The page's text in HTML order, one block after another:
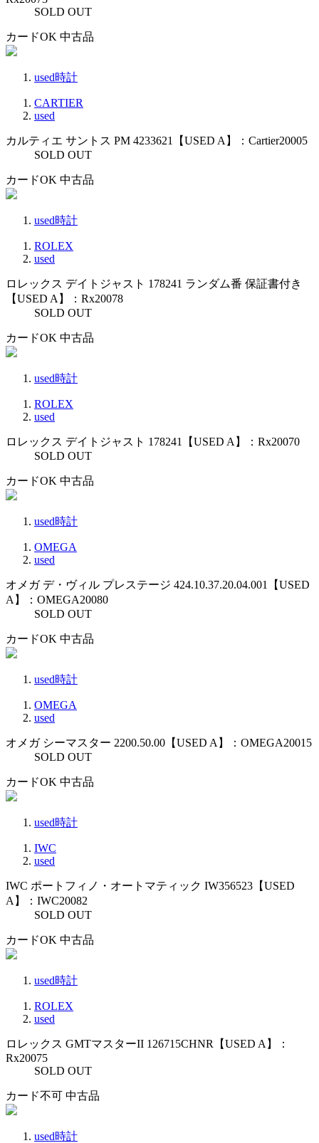
SOLD OUT
カードOK 中古品
used時計
CARTIER
used
カルティエ サントス PM 4233621【USED A】：Cartier20005
SOLD OUT
カードOK 中古品
used時計
ROLEX
used
ロレックス デイトジャスト 178241 ランダム番 保証書付き
【USED A】：Rx20078
SOLD OUT
カードOK 中古品
used時計
ROLEX
used
ロレックス デイトジャスト 178241【USED A】：Rx20070
SOLD OUT
カードOK 中古品
used時計
OMEGA
used
オメガ デ・ヴィル プレステージ 424.10.37.20.04.001【USED
A】：OMEGA20080
SOLD OUT
カードOK 中古品
used時計
OMEGA
used
オメガ シーマスター 2200.50.00【USED A】：OMEGA20015
SOLD OUT
カードOK 中古品
used時計
IWC
used
IWC ポートフィノ・オートマティック IW356523【USED
A】：IWC20082
SOLD OUT
カードOK 中古品
used時計
ROLEX
used
ロレックス GMTマスターII 126715CHNR【USED A】：
Rx20075
SOLD OUT
カード不可 中古品
used時計